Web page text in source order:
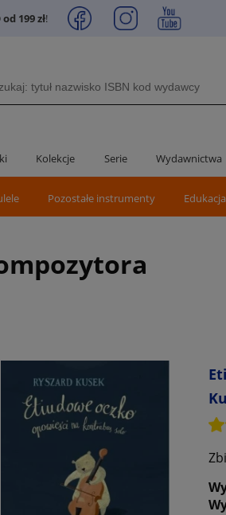
199 zł!
Kolekcje Serie Wydawnictwa
Pozostałe instrumenty